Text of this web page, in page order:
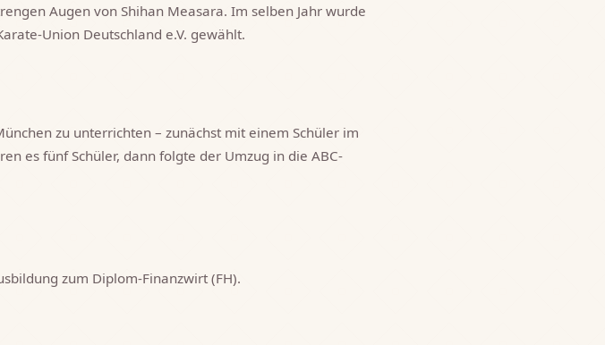
Augen von Shihan Measara. Im selben Jahr wurde
Union Deutschland e.V. gewählt.
zu unterrichten – zunächst mit einem Schüler im
es fünf Schüler, dann folgte der Umzug in die ABC-
zum Diplom-Finanzwirt (FH).